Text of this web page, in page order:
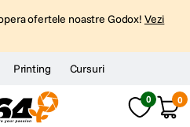
ofertele noastre Godox! Vezi
Printing Cursuri
0 0